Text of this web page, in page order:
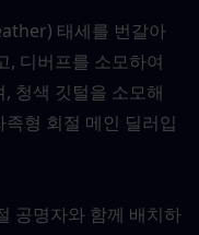
태세를 번갈아
, 디버프를 소모하여
청색 깃털을 소모해
형 회절 메인 딜러입
공명자와 함께 배치하